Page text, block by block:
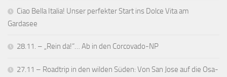
Ciao Bella Italia! Unser perfekter Start ins Dolce Vita am
Gardasee
28.11. – „Rein da!“… Ab in den Corcovado-NP
27.11 – Roadtrip in den wilden Süden: Von San Jose auf die Osa-